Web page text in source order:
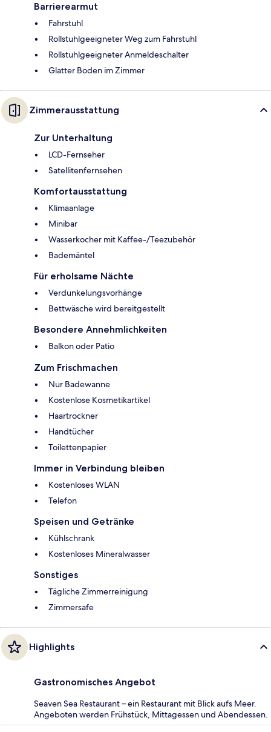
Barrierearmut
Fahrstuhl
Rollstuhlgeeigneter Weg zum Fahrstuhl
Rollstuhlgeeigneter Anmeldeschalter
Glatter Boden im Zimmer
Zimmerausstattung
Zur Unterhaltung
LCD-Fernseher
Satellitenfernsehen
Komfortausstattung
Klimaanlage
Minibar
Wasserkocher mit Kaffee-/Teezubehör
Bademäntel
Für erholsame Nächte
Verdunkelungsvorhänge
Bettwäsche wird bereitgestellt
Besondere Annehmlichkeiten
Balkon oder Patio
Zum Frischmachen
Nur Badewanne
Kostenlose Kosmetikartikel
Haartrockner
Handtücher
Toilettenpapier
Immer in Verbindung bleiben
Kostenloses WLAN
Telefon
Speisen und Getränke
Kühlschrank
Kostenloses Mineralwasser
Sonstiges
Tägliche Zimmerreinigung
Zimmersafe
Highlights
Gastronomisches Angebot
Seaven Sea Restaurant – ein Restaurant mit Blick aufs Meer.
Angeboten werden Frühstück, Mittagessen und Abendessen.